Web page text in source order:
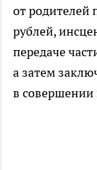
от родителей
рублей,
передаче
а затем
в совершении